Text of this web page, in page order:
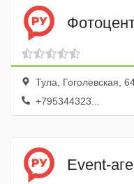
Тула, Гоголевская,
+795344323...
Event-